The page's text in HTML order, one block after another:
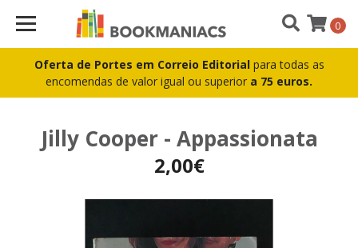
Oferta de Portes em Correio Editorial para todas as
encomendas de valor igual ou superior a 75 euros.
0
Jilly Cooper - Appassionata
2,00€